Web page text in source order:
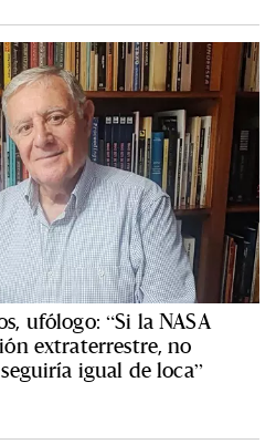
ufólogo: “Si la NASA
extraterrestre, no
igual de loca”